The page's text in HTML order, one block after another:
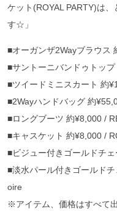
ケット(ROYAL PARTY)は
す☆」
■オーガンザ2Wayブラウス
■サントーニバンドゥトッ
■ツイードミニスカート 約
■2Wayハンドバッグ 約
■ロングブーツ 約¥8,000 /
■キャスケット 約¥8,000 /
■ビジュー付きゴールドチ
■淡水パール付きゴールド
oire
※アイテム、価格はすべて